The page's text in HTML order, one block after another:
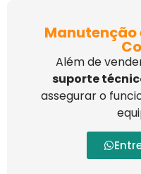
Manutenção
Além de
suporte
assegurar o